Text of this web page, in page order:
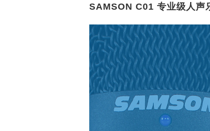
SAMSON C01 专业级人声